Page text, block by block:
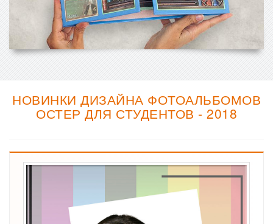
НОВИНКИ ДИЗАЙНА ФОТОАЛЬБОМОВ
ОСТЕР ДЛЯ СТУДЕНТОВ - 2018